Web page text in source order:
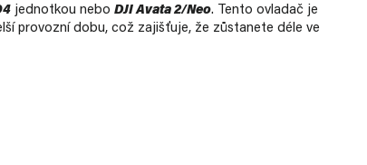
jednotkou nebo DJI Avata 2/Neo. Tento ovladač je
provozní dobu, což zajišťuje, že zůstanete déle ve